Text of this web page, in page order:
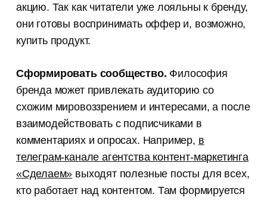
акцию. Так как читатели уже лояльны к бренду,
они готовы воспринимать оффер и, возможно,
купить продукт.
Сформировать сообщество. Философия
бренда может привлекать аудиторию со
схожим мировоззрением и интересами, а после
взаимодействовать с подписчиками в
комментариях и опросах. Например, в
телеграм-канале агентства контент-маркетинга
«Сделаем» выходят полезные посты для всех,
кто работает над контентом. Там формируется